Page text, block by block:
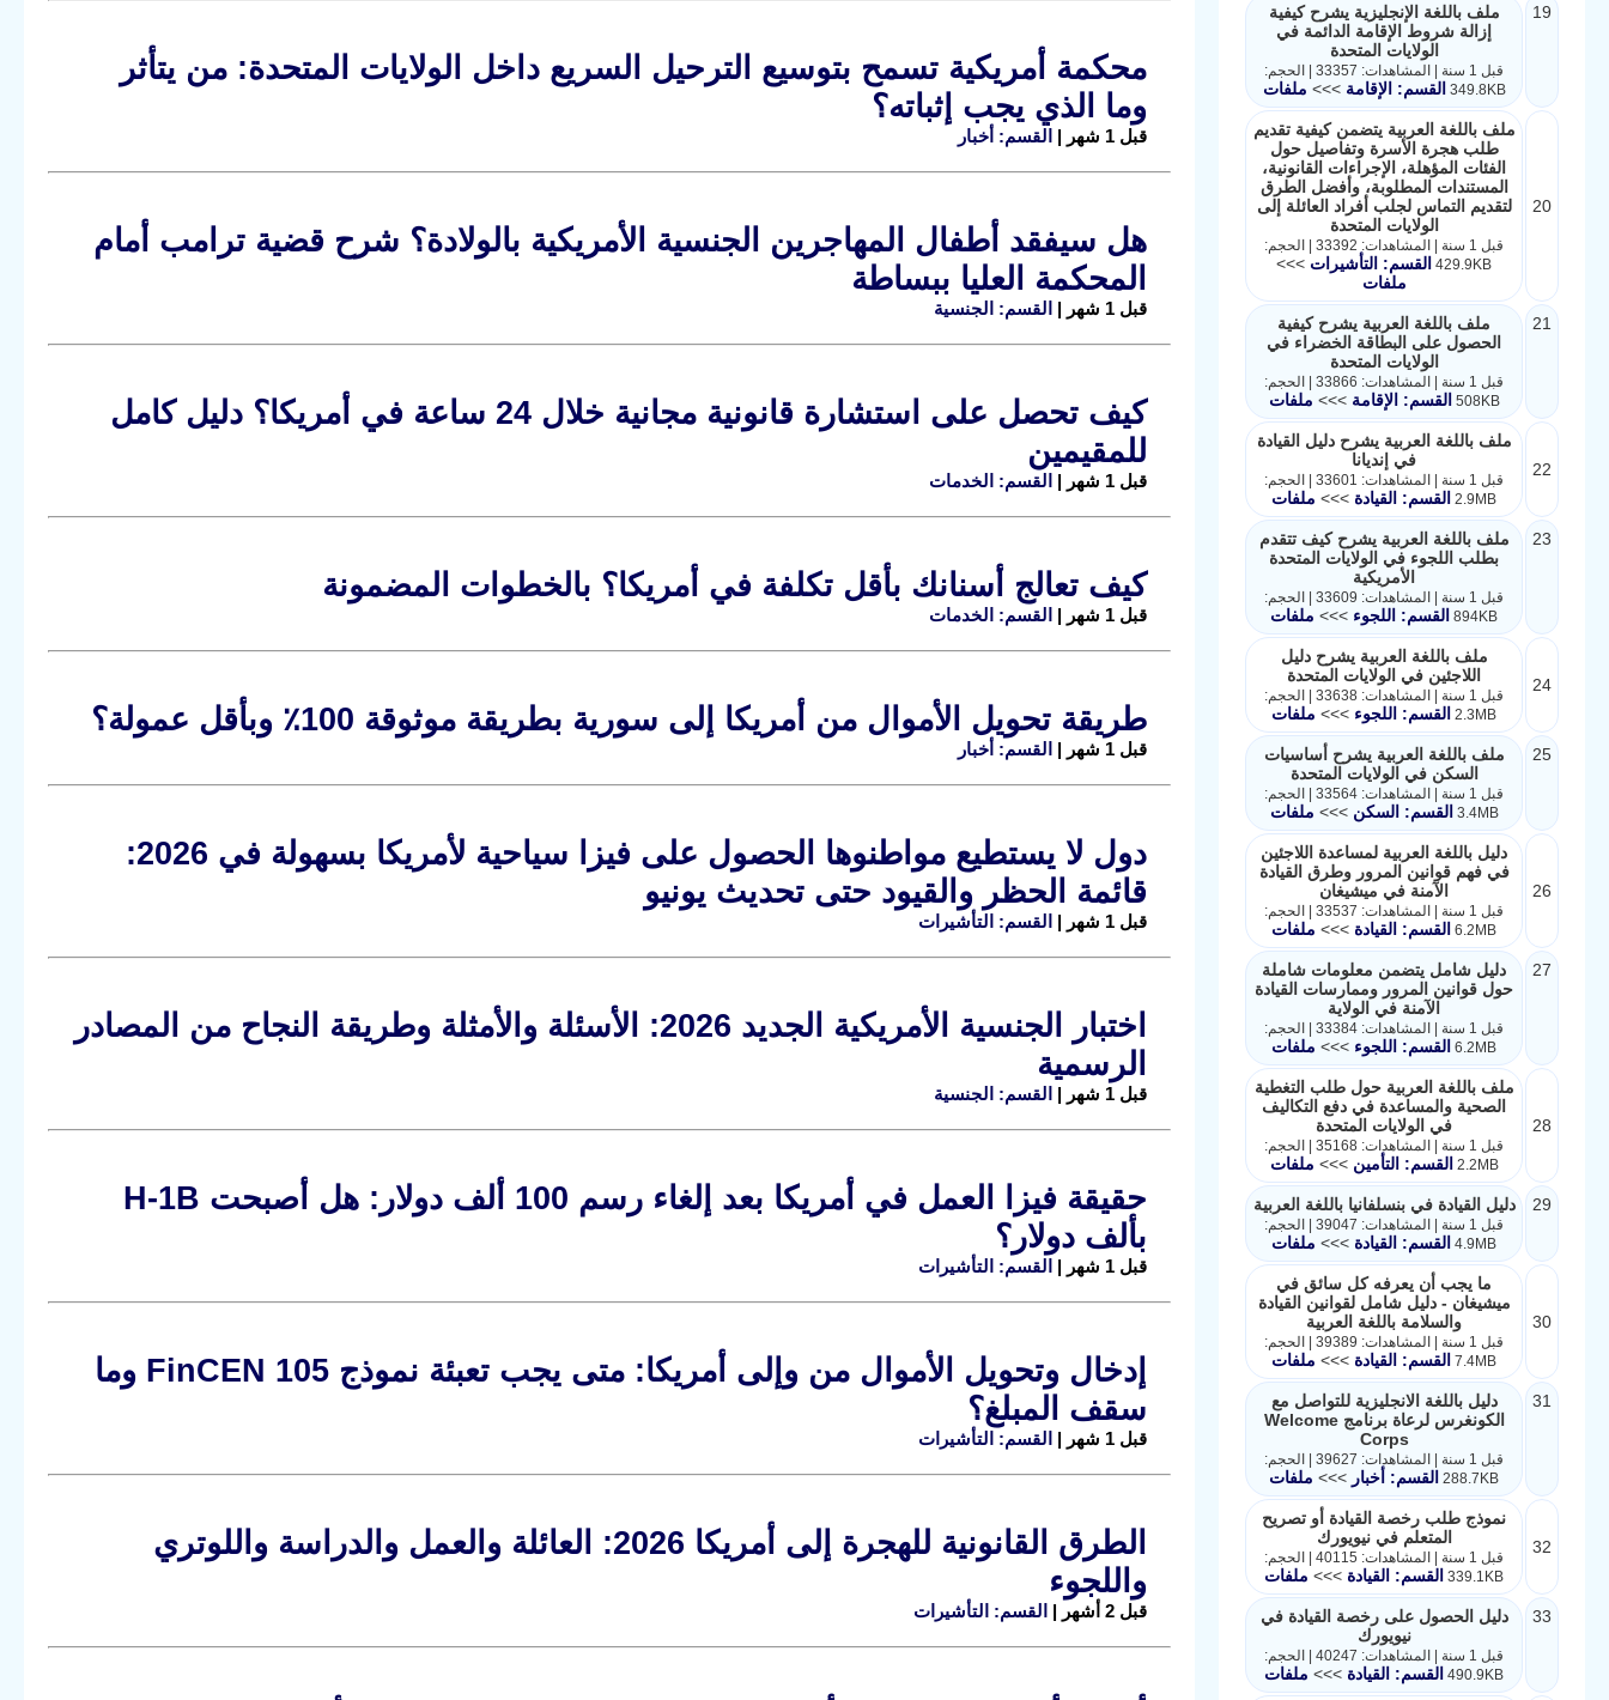
محكمة أمريكية تسمح بتوسيع الترحيل السريع داخل الولايات المتحدة: من يتأثر
وما الذي يجب إثباته؟
قبل 1 شهر | القسم: أخبار
هل سيفقد أطفال المهاجرين الجنسية الأمريكية بالولادة؟ شرح قضية ترامب أمام
المحكمة العليا ببساطة
قبل 1 شهر | القسم: الجنسية
كيف تحصل على استشارة قانونية مجانية خلال 24 ساعة في أمريكا؟ دليل كامل
للمقيمين
قبل 1 شهر | القسم: الخدمات
كيف تعالج أسنانك بأقل تكلفة في أمريكا؟ بالخطوات المضمونة
قبل 1 شهر | القسم: الخدمات
طريقة تحويل الأموال من أمريكا إلى سورية بطريقة موثوقة 100٪ وبأقل عمولة؟
قبل 1 شهر | القسم: أخبار
دول لا يستطيع مواطنوها الحصول على فيزا سياحية لأمريكا بسهولة في 2026:
قائمة الحظر والقيود حتى تحديث يونيو
قبل 1 شهر | القسم: التأشيرات
اختبار الجنسية الأمريكية الجديد 2026: الأسئلة والأمثلة وطريقة النجاح من المصادر
الرسمية
قبل 1 شهر | القسم: الجنسية
حقيقة فيزا العمل في أمريكا بعد إلغاء رسم 100 ألف دولار: هل أصبحت H-1B
بألف دولار؟
قبل 1 شهر | القسم: التأشيرات
إدخال وتحويل الأموال من وإلى أمريكا: متى يجب تعبئة نموذج FinCEN 105 وما
سقف المبلغ؟
قبل 1 شهر | القسم: التأشيرات
الطرق القانونية للهجرة إلى أمريكا 2026: العائلة والعمل والدراسة واللوتري
واللجوء
قبل 2 أشهر | القسم: التأشيرات
19
ملف باللغة الإنجليزية يشرح كيفية
إزالة شروط الإقامة الدائمة في
الولايات المتحدة
قبل 1 سنة | المشاهدات: 33357 | الحجم:
349.8KB القسم: الإقامة>>> ملفات
20
ملف باللغة العربية يتضمن كيفية تقديم
طلب هجرة الأسرة وتفاصيل حول
الفئات المؤهلة، الإجراءات القانونية،
المستندات المطلوبة، وأفضل الطرق
لتقديم التماس لجلب أفراد العائلة إلى
الولايات المتحدة
قبل 1 سنة | المشاهدات: 33392 | الحجم:
429.9KB القسم: التأشيرات >>>
ملفات
21
ملف باللغة العربية يشرح كيفية
الحصول على البطاقة الخضراء في
الولايات المتحدة
قبل 1 سنة | المشاهدات: 33866 | الحجم:
508KB القسم: الإقامة>>> ملفات
22
ملف باللغة العربية يشرح دليل القيادة
في إنديانا
قبل 1 سنة | المشاهدات: 33601 | الحجم:
2.9MB القسم: القيادة >>> ملفات
23
ملف باللغة العربية يشرح كيف تتقدم
بطلب اللجوء في الولايات المتحدة
الأمريكية
قبل 1 سنة | المشاهدات: 33609 | الحجم:
894KB القسم: اللجوء >>> ملفات
24
ملف باللغة العربية يشرح دليل
اللاجئين في الولايات المتحدة
قبل 1 سنة | المشاهدات: 33638 | الحجم:
2.3MB القسم: اللجوء >>> ملفات
25
ملف باللغة العربية يشرح أساسيات
السكن في الولايات المتحدة
قبل 1 سنة | المشاهدات: 33564 | الحجم:
3.4MB القسم: السكن>>> ملفات
26
دليل باللغة العربية لمساعدة اللاجئين
في فهم قوانين المرور وطرق القيادة
الآمنة في ميشيغان
قبل 1 سنة | المشاهدات: 33537 | الحجم:
6.2MB القسم: القيادة >>> ملفات
27
دليل شامل يتضمن معلومات شاملة
حول قوانين المرور وممارسات القيادة
الآمنة في الولاية
قبل 1 سنة | المشاهدات: 33384 | الحجم:
6.2MB القسم: اللجوء >>> ملفات
28
ملف باللغة العربية حول طلب التغطية
الصحية والمساعدة في دفع التكاليف
في الولايات المتحدة
قبل 1 سنة | المشاهدات: 35168 | الحجم:
2.2MB القسم: التأمين>>> ملفات
29 دليل القيادة في بنسلفانيا باللغة العربية
قبل 1 سنة | المشاهدات: 39047 | الحجم:
4.9MB القسم: القيادة >>> ملفات
30
ما يجب أن يعرفه كل سائق في
ميشيغان - دليل شامل لقوانين القيادة
والسلامة باللغة العربية
قبل 1 سنة | المشاهدات: 39389 | الحجم:
7.4MB القسم: القيادة >>> ملفات
31
دليل باللغة الانجليزية للتواصل مع
الكونغرس لرعاة برنامج Welcome
Corps
قبل 1 سنة | المشاهدات: 39627 | الحجم:
288.7KB القسم: أخبار >>> ملفات
32
نموذج طلب رخصة القيادة أو تصريح
المتعلم في نيويورك
قبل 1 سنة | المشاهدات: 40115 | الحجم:
339.1KB القسم: القيادة >>> ملفات
33
دليل الحصول على رخصة القيادة في
نيويورك
قبل 1 سنة | المشاهدات: 40247 | الحجم:
490.9KB القسم: القيادة >>> ملفات